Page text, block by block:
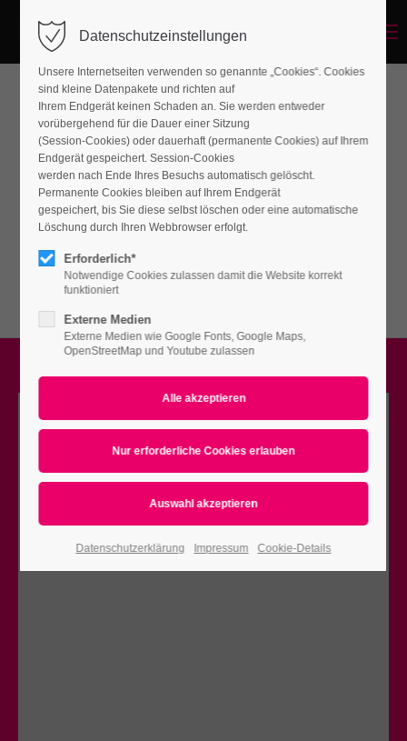
Background-Sections
Lorem ipsum dolor sit amet, consectetuer
adipiscing elit. Aenean commodo ligula eget
dolor. Aenean massa.
Datenschutzeinstellungen
Unsere Internetseiten verwenden so genannte „Cookies“. Cookies
sind kleine Datenpakete und richten auf
Ihrem Endgerät keinen Schaden an. Sie werden entweder
vorübergehend für die Dauer einer Sitzung
(Session-Cookies) oder dauerhaft (permanente Cookies) auf Ihrem
Endgerät gespeichert. Session-Cookies
werden nach Ende Ihres Besuchs automatisch gelöscht.
Permanente Cookies bleiben auf Ihrem Endgerät
gespeichert, bis Sie diese selbst löschen oder eine automatische
Löschung durch Ihren Webbrowser erfolgt.
Erforderlich*
Notwendige Cookies zulassen damit die Website korrekt
funktioniert
Externe Medien
Externe Medien wie Google Fonts, Google Maps,
OpenStreetMap und Youtube zulassen
Datenschutzerklärung Impressum Cookie-Details